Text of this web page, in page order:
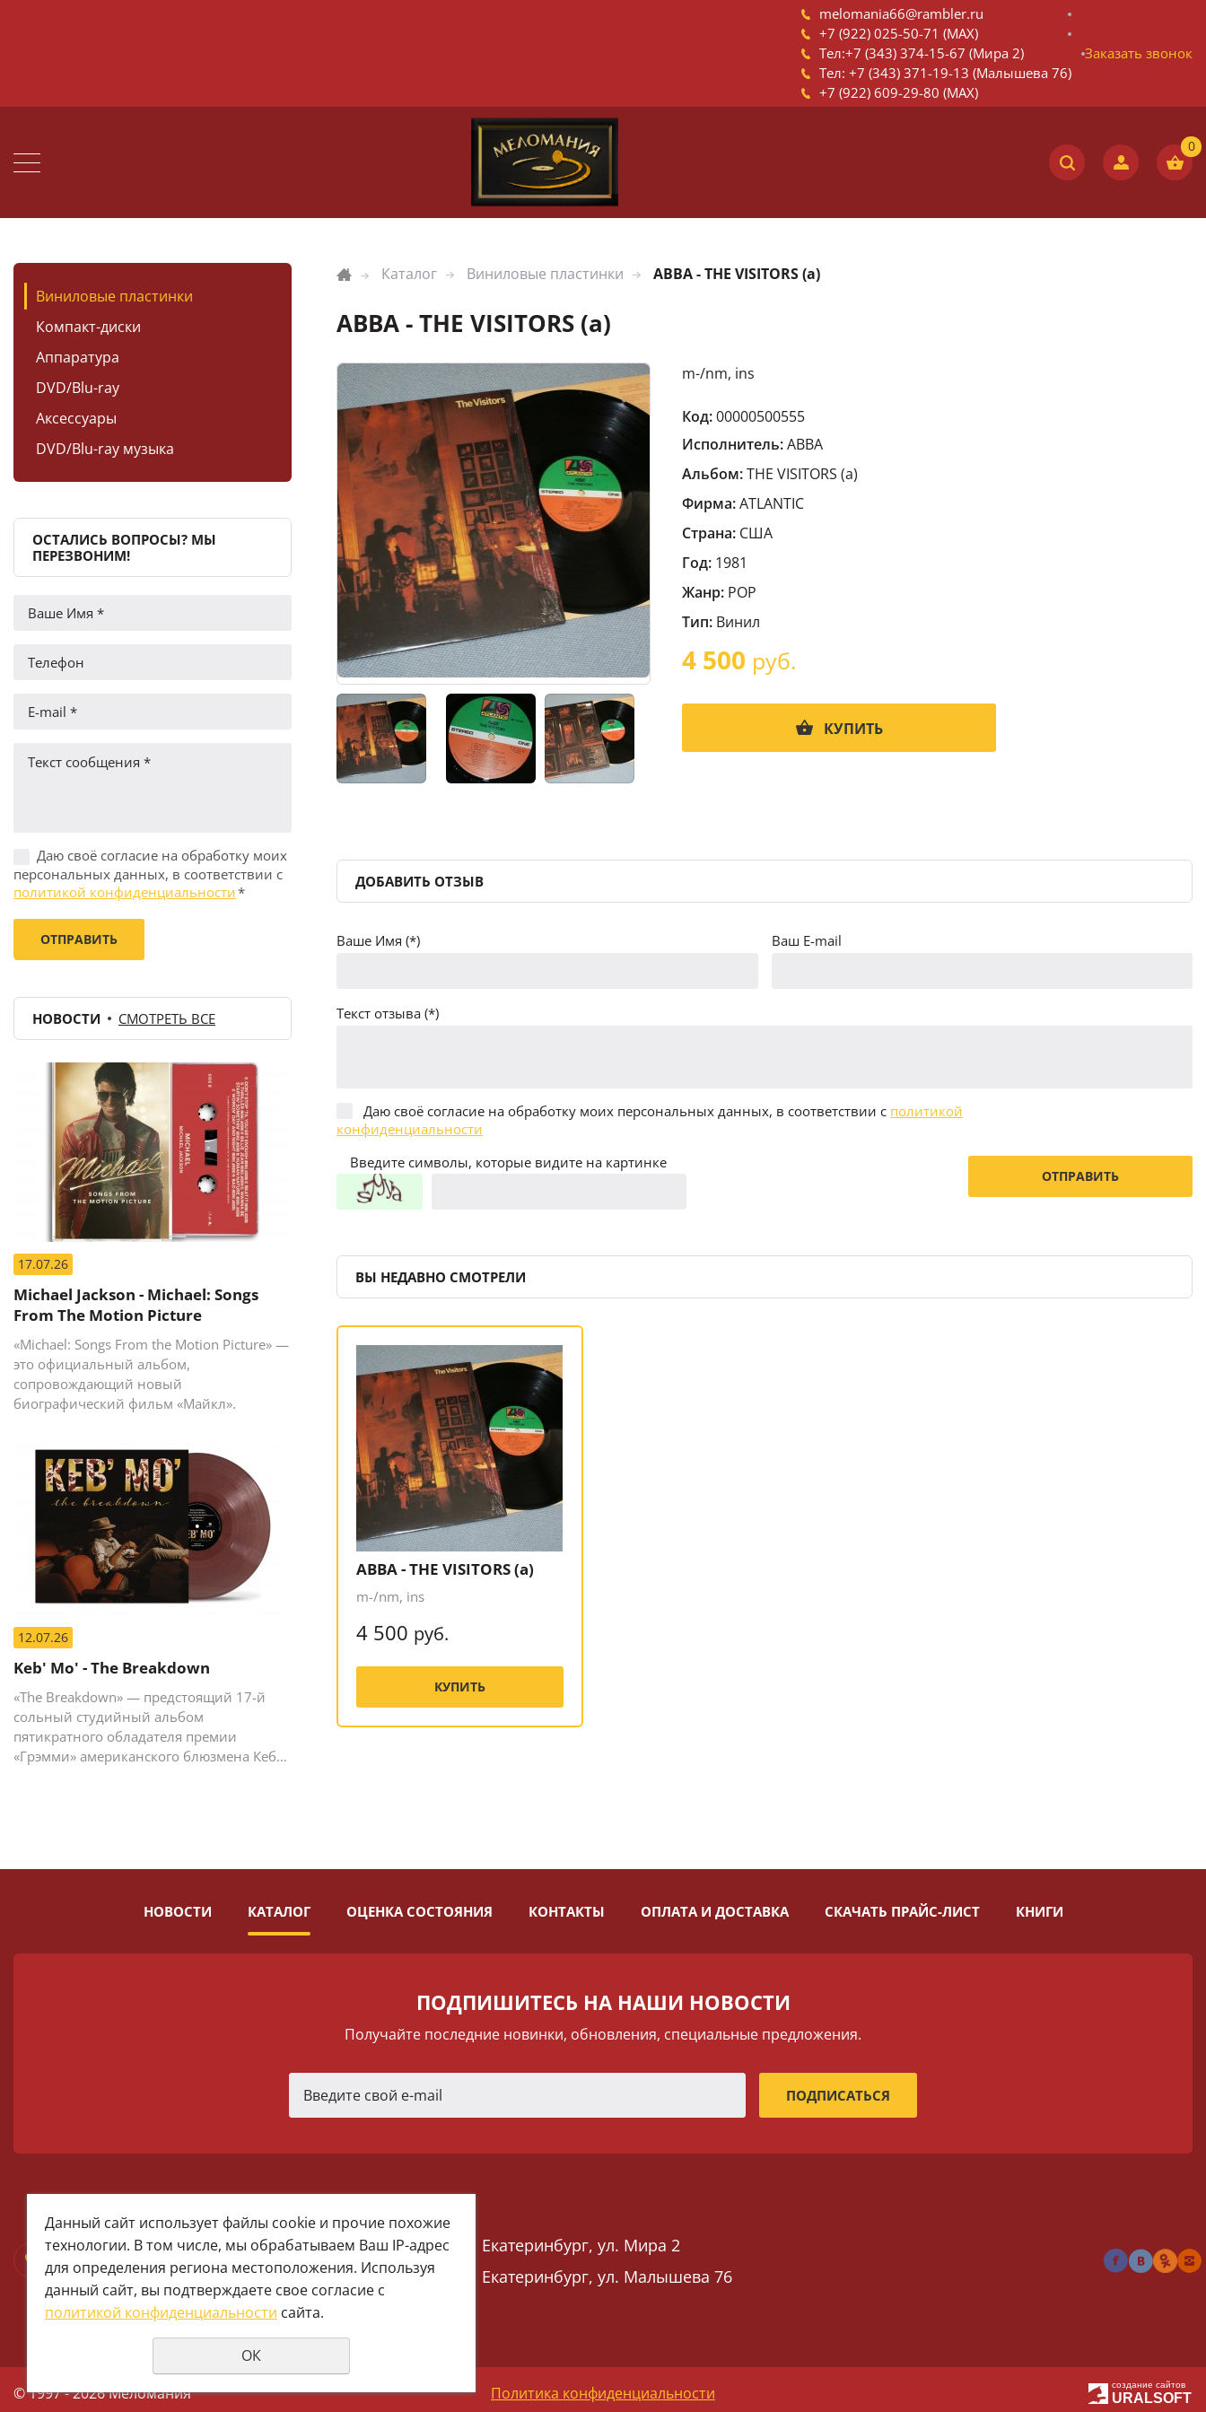
melomania66@rambler.ru
+7 (922) 025-50-71 (MAX)
Тел:+7 (343) 374-15-67 (Мира 2)
Тел: +7 (343) 371-19-13 (Малышева 76)
+7 (922) 609-29-80 (MAX)
Заказать звонок
Виниловые пластинки
Компакт-диски
Аппаратура
DVD/Blu-ray
Аксессуары
DVD/Blu-ray музыка
ОСТАЛИСЬ ВОПРОСЫ? МЫ
ПЕРЕЗВОНИМ!
Даю своё согласие на обработку моих
персональных данных, в соответствии с
политикой конфиденциальности*
НОВОСТИ СМОТРЕТЬ ВСЕ
17.07.26
Michael Jackson - Michael: Songs
From The Motion Picture
«Michael: Songs From the Motion Picture» —
это официальный альбом,
сопровождающий новый
биографический фильм «Майкл».
12.07.26
Keb' Mo' - The Breakdown
«The Breakdown» — предстоящий 17-й
сольный студийный альбом
пятикратного обладателя премии
«Грэмми» американского блюзмена Кеба
Каталог Виниловые пластинки ABBA - THE VISITORS (a)
ABBA - THE VISITORS (a)
m-/nm, ins
Код:00000500555
Исполнитель:ABBA
Альбом:THE VISITORS (a)
Фирма:ATLANTIC
Страна: США
Год: 1981
Жанр: POP
Тип: Винил
4 500 руб.
КУПИТЬ
ДОБАВИТЬ ОТЗЫВ
Ваше Имя (*) Ваш E-mail
Текст отзыва (*)
Даю своё согласие на обработку моих персональных данных, в соответствии с политикой
конфиденциальности
Введите символы, которые видите на картинке
ВЫ НЕДАВНО СМОТРЕЛИ
ABBA - THE VISITORS (a)
m-/nm, ins
4 500 руб.
КУПИТЬ
НОВОСТИ КАТАЛОГ ОЦЕНКА СОСТОЯНИЯ КОНТАКТЫ ОПЛАТА И ДОСТАВКА СКАЧАТЬ ПРАЙС-ЛИСТ КНИГИ
ПОДПИШИТЕСЬ НА НАШИ НОВОСТИ
Получайте последние новинки, обновления, специальные предложения.
+7 (922) 025-50-71 (MAX)
Тел:+7 (343) 374-15-67 (Мира 2)
Тел: +7 (343) 371-19-13 (Малышева 76)
+7 (922) 609-29-80 (MAX)
Екатеринбург, ул. Мира 2
Екатеринбург, ул. Малышева 76
© 1997 - 2026 Меломания Политика конфиденциальности создание сайтов
URALSOFT
Данный сайт использует файлы cookie и прочие похожие
технологии. В том числе, мы обрабатываем Ваш IP-адрес
для определения региона местоположения. Используя
данный сайт, вы подтверждаете свое согласие с
политикой конфиденциальности сайта.
ОК